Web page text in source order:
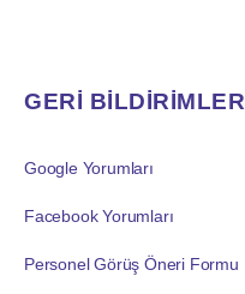
GERİ BİLDİRİMLER
Google Yorumları
Facebook Yorumları
Personel Görüş Öneri Formu